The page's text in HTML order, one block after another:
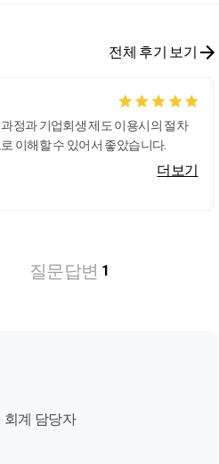
전체 후기 보기
정과 기업회생 제도 이용시의 절차
이해할 수 있어서 좋았습니다.
더보기
질문답변 1
회계 담당자